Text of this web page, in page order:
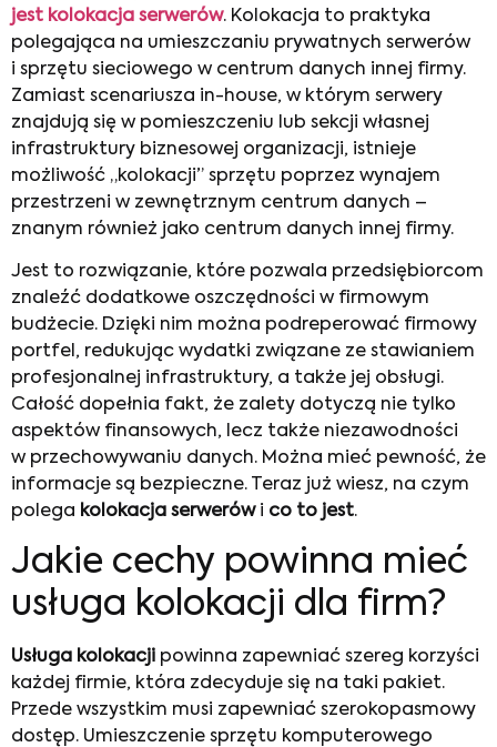
jest kolokacja serwerów. Kolokacja to praktyka
polegająca na umieszczaniu prywatnych serwerów
i sprzętu sieciowego w centrum danych innej firmy.
Zamiast scenariusza in-house, w którym serwery
znajdują się w pomieszczeniu lub sekcji własnej
infrastruktury biznesowej organizacji, istnieje
możliwość „kolokacji” sprzętu poprzez wynajem
przestrzeni w zewnętrznym centrum danych –
znanym również jako centrum danych innej firmy.
Jest to rozwiązanie, które pozwala przedsiębiorcom
znaleźć dodatkowe oszczędności w firmowym
budżecie. Dzięki nim można podreperować firmowy
portfel, redukując wydatki związane ze stawianiem
profesjonalnej infrastruktury, a także jej obsługi.
Całość dopełnia fakt, że zalety dotyczą nie tylko
aspektów finansowych, lecz także niezawodności
w przechowywaniu danych. Można mieć pewność, że
informacje są bezpieczne. Teraz już wiesz, na czym
polega kolokacja serwerówi co to jest.
Jakie cechy powinna mieć
usługa kolokacji dla firm?
Usługa kolokacji powinna zapewniać szereg korzyści
każdej firmie, która zdecyduje się na taki pakiet.
Przede wszystkim musi zapewniać szerokopasmowy
dostęp. Umieszczenie sprzętu komputerowego